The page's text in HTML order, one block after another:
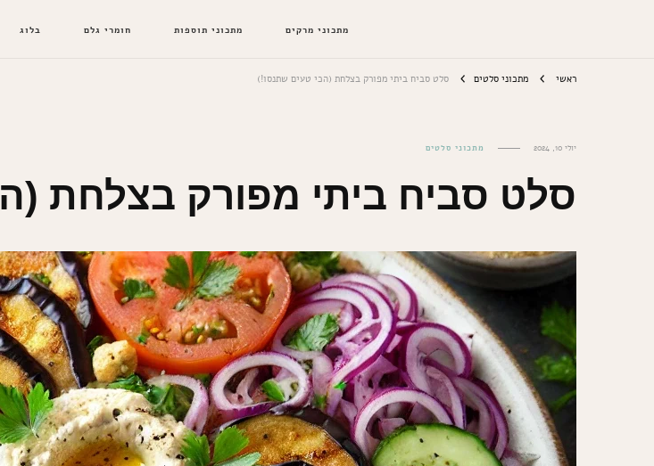
מתכוני מרקים מתכוני תוספות חומרי גלם בלוג
ראשי מתכוני סלטים סלט סביח ביתי מפורק בצלחת (הכי טעים שתנסו!)
יולי 10, 2024 מתכוני סלטים
סלט סביח ביתי מפורק בצלחת